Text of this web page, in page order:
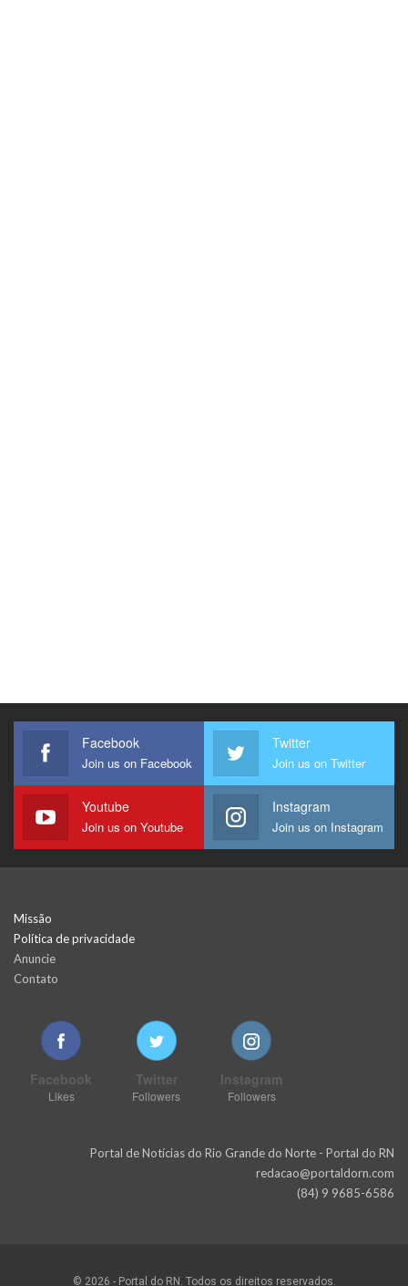
Facebook
Join us on Facebook
Twitter
Join us on Twitter
Youtube
Join us on Youtube
Instagram
Join us on Instagram
Missão
Política de privacidade
Anuncie
Contato
Facebook
Likes
Twitter
Followers
Instagram
Followers
Portal de Notícias do Rio Grande do Norte - Portal do RN
redacao@portaldorn.com
(84) 9 9685-6586
© 2026 - Portal do RN. Todos os direitos reservados.